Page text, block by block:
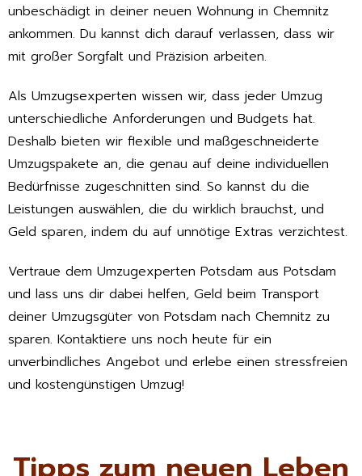
unbeschädigt in deiner neuen Wohnung in Chemnitz
ankommen. Du kannst dich darauf verlassen, dass wir
mit großer Sorgfalt und Präzision arbeiten.
Als Umzugsexperten wissen wir, dass jeder Umzug
unterschiedliche Anforderungen und Budgets hat.
Deshalb bieten wir flexible und maßgeschneiderte
Umzugspakete an, die genau auf deine individuellen
Bedürfnisse zugeschnitten sind. So kannst du die
Leistungen auswählen, die du wirklich brauchst, und
Geld sparen, indem du auf unnötige Extras verzichtest.
Vertraue dem Umzugexperten Potsdam aus Potsdam
und lass uns dir dabei helfen, Geld beim Transport
deiner Umzugsgüter von Potsdam nach Chemnitz zu
sparen. Kontaktiere uns noch heute für ein
unverbindliches Angebot und erlebe einen stressfreien
und kostengünstigen Umzug!
Tipps zum neuen Leben